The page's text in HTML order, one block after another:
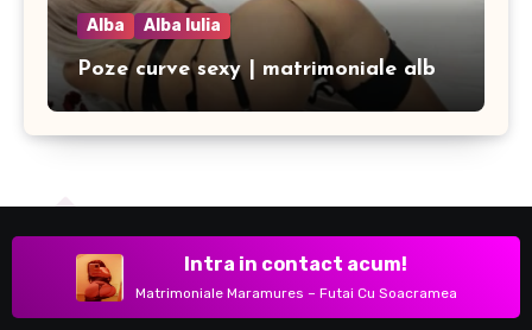
Alba Alba Iulia
Poze curve sexy | matrimoniale alb
Intra in contact acum!
Matrimoniale Maramures – Futai Cu Soacramea